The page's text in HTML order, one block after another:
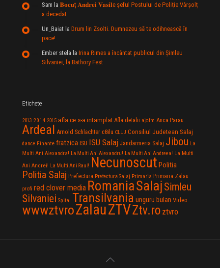
Sam la 𝐁𝐨𝐜𝐮ț 𝐀𝐧𝐝𝐫𝐞𝐢 𝐕𝐚𝐬𝐢𝐥e şeful Postului de Poliție Vârșolț
a decedat
Un_Baiat la Drum lin Zsolti. Dumnezeu sã te odihneascã în
pace!
Ember stela la Irina Rimes a încântat publicul din Şimleu
Silvaniei, la Bathory Fest
Etichete
2013 2014 2015 afla ce s-a intamplat Afla detalii ajofm Anca Parau
Ardeal Arnold Schlachter c8ilu CLUJ Consiliul Judetean Salaj
dance Finante fratzica ISU ISU Salaj Jandarmeria Salaj Jibou La
Multi Ani Alexandra! La Multi Ani Alexandru! La Multi Ani Andreea! La Multi
Ani Andrei! La Multi Ani Raul! Necunoscut Politia
Politia Salaj Prefectura Prefectura Salaj Primaria Primaria Zalau
profi red clover media RomaniaSalaj Simleu
Silvaniei Spital Transilvania unguru bulan Video
wwwztvroZalauZTVZtv.ro ztvro